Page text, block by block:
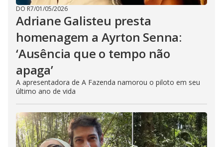
DO R7/01/05/2026
Adriane Galisteu presta
homenagem a Ayrton Senna:
‘Ausência que o tempo não
apaga’
A apresentadora de A Fazenda namorou o piloto em seu
último ano de vida